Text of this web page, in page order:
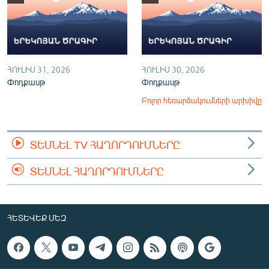
ՀՈՒԼԻՍ 31, 2026
Փոդքասթ
ՀՈՒԼԻՍ 30, 2026
Փոդքասթ
Բոլոր հեռարձակումների արխիվը
ՏԵՍՆԵԼ TV ՀԱՂՈՐԴՈՒՄՆԵՐԸ
ՏԵՍՆԵԼ ՀԱՂՈՐԴՈՒՄՆԵՐԸ
ՀԵՏԵՎԵՔ ՄԵԶ